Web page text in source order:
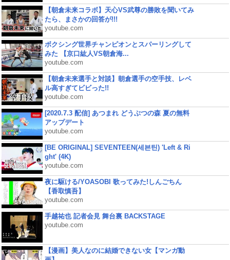
【朝倉未来コラボ】天心VS武尊の勝敗を聞いてみ
たら、まさかの回答が!!!
youtube.com
ボクシング世界チャンピオンとスパーリングして
みた 【京口紘人VS朝倉海...
youtube.com
【朝倉未来選手と対談】朝倉選手の空手技、レベ
ル高すぎてビビった!!
youtube.com
[2020.7.3 配信] あつまれ どうぶつの森 夏の無料
アップデート
youtube.com
[BE ORIGINAL] SEVENTEEN(세븐틴) 'Left & Ri
ght' (4K)
youtube.com
夜に駆ける/YOASOBI 歌ってみた!しんごちん
【香取慎吾】
youtube.com
手越祐也 記者会見 舞台裏 BACKSTAGE
youtube.com
【漫画】美人なのに結婚できない女【マンガ動